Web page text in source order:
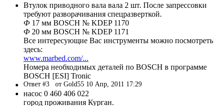
Втулок приводного вала вала 2 шт. После запрессовки
требуют разворачивания спецразверткой.
Ф 17 мм BOSCH № KDEP 1170
Ф 20 мм BOSCH № KDEP 1171
Все интересующие Вас инструменты можно посмотреть
здесь:
www.marbed.com/...
Номера необходимых деталей по BOSCH в программе
BOSCH [ESI] Tronic
Ответ #3 от Gold55 10 Апр, 2011 17:29
насос 0 460 406 022
город проживания Курган.